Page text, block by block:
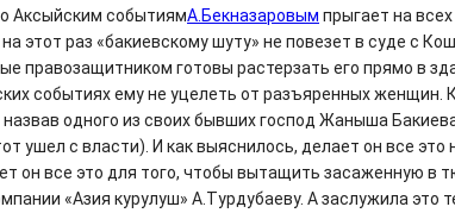
Аксыйским событиямА.Бекназаровым прыгает на
этот раз «бакиевскому шуту» не повезет в суде с
правозащитником готовы растерзать его прямо в
событиях ему не уцелеть от разъяренных женщин.
одного из своих бывших господ Жаныша
ушел с власти). И как выяснилось, делает он все
он все это для того, чтобы вытащить засаженную в
«Азия курулуш» А.Турдубаеву. А заслужила это